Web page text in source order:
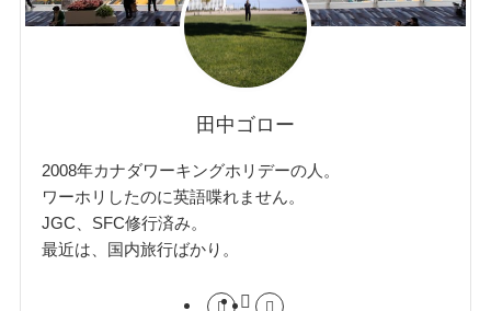
田中ゴロー
2008年カナダワーキングホリデーの人。
ワーホリしたのに英語喋れません。
JGC、SFC修行済み。
最近は、国内旅行ばかり。